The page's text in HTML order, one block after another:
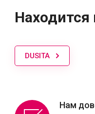
Находится
DUSITA
Нам